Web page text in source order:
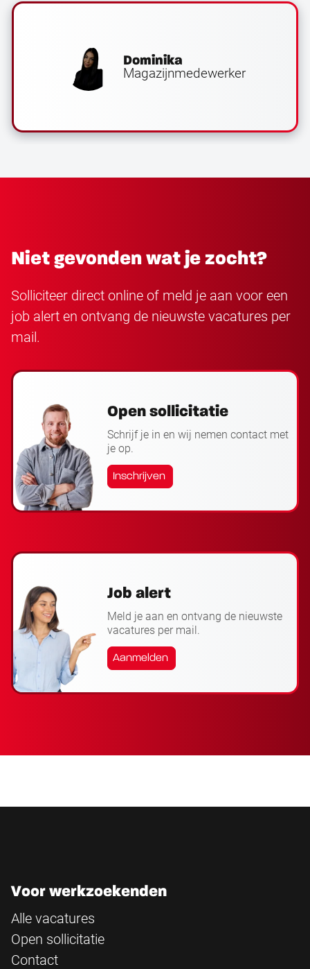
Dominika
Magazijnmedewerker
Niet gevonden wat je zocht?
Solliciteer direct online of meld je aan voor een
job alert en ontvang de nieuwste vacatures per
mail.
Open sollicitatie
Schrijf je in en wij nemen contact met
je op.
Inschrijven
Job alert
Meld je aan en ontvang de nieuwste
vacatures per mail.
Aanmelden
Voor werkzoekenden
Alle vacatures
Open sollicitatie
Contact